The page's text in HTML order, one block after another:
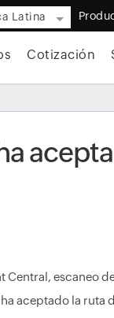
Latina
Cotización
escaneo
aceptado la ruta